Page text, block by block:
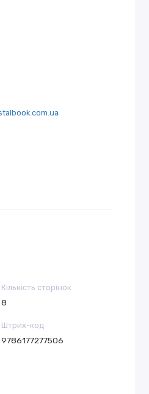
Кількість сторінок
8
Штрих-код
9786177277506